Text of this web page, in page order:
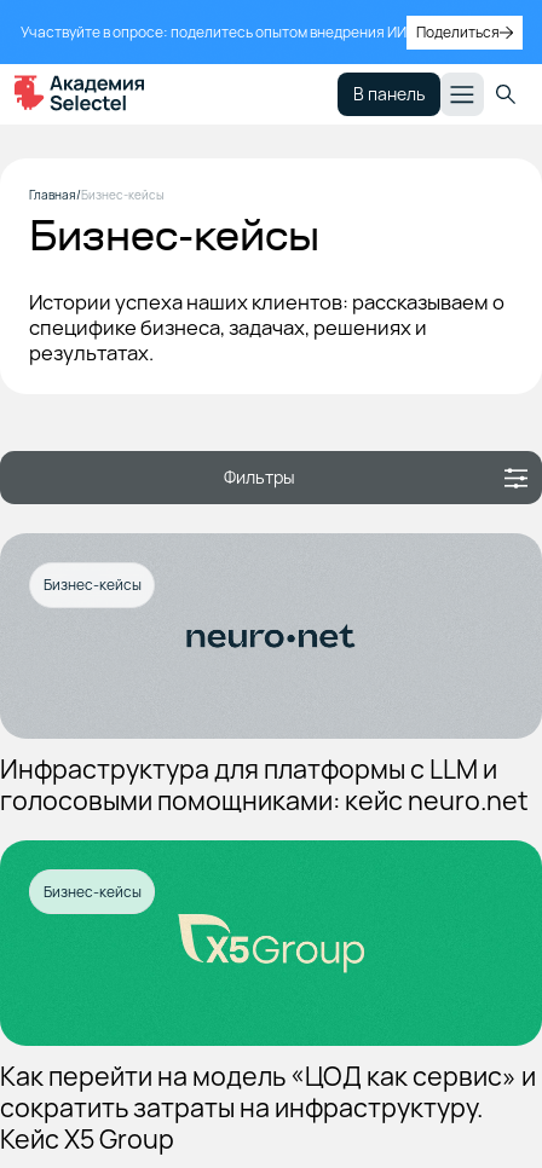
Участвуйте в опросе: поделитесь опытом внедрения ИИ Поделиться
В панель
Главная Бизнес-кейсы
Бизнес-кейсы
Истории успеха наших клиентов: рассказываем о
специфике бизнеса, задачах, решениях и
результатах.
Фильтры
Бизнес-кейсы
Инфраструктура для платформы с LLM и
голосовыми помощниками: кейс neuro.net
Бизнес-кейсы
Как перейти на модель «ЦОД как сервис» и
сократить затраты на инфраструктуру.
Кейс X5 Group